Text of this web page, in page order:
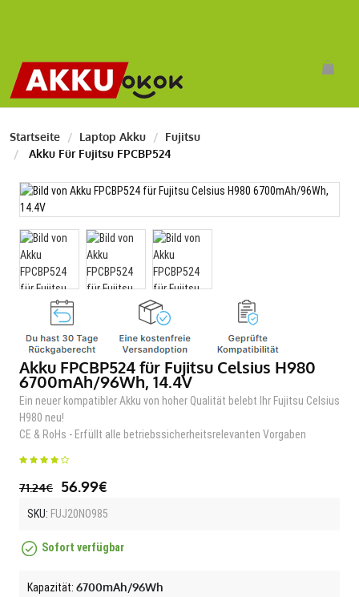
Startseite Laptop Akku
Fujitsu
Akku Für Fujitsu FPCBP524
Akku FPCBP524 für Fujitsu Celsius H980
6700mAh/96Wh, 14.4V
Ein neuer kompatibler Akku von hoher Qualität belebt Ihr Fujitsu Celsius
H980 neu!
CE & RoHs - Erfüllt alle betriebssicherheitsrelevanten Vorgaben
71.24€ 56.99€
SKU: FUJ20NO985
Sofort verfügbar
Kapazität: 6700mAh/96Wh